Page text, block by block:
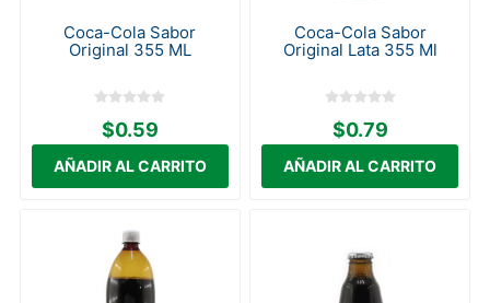
Coca-Cola Sabor
Original 355 ML
$0.59
Coca-Cola Sabor
Original Lata 355 Ml
$0.79